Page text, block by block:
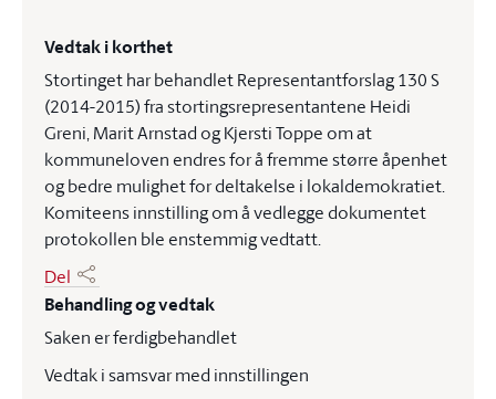
Vedtak i korthet
Stortinget har behandlet Representantforslag 130 S
(2014-2015) fra stortingsrepresentantene Heidi
Greni, Marit Arnstad og Kjersti Toppe om at
kommuneloven endres for å fremme større åpenhet
og bedre mulighet for deltakelse i lokaldemokratiet.
Komiteens innstilling om å vedlegge dokumentet
protokollen ble enstemmig vedtatt.
Del
Behandling og vedtak
Saken er ferdigbehandlet
Vedtak i samsvar med innstillingen